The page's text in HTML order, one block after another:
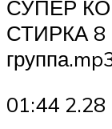
СУПЕР
СТИРКА 8
01:44 2.28